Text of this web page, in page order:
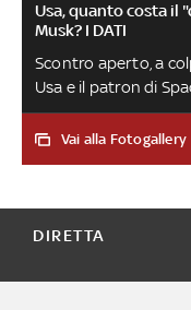
Usa, quanto costa il
Musk? I DATI
Scontro aperto, a
Usa e il patron di
alla guida del
Musk rivendica il
che la spaccatura
dalla difesa al
parlato nella
giugno
Vai alla Fotogallery
DIRETTA